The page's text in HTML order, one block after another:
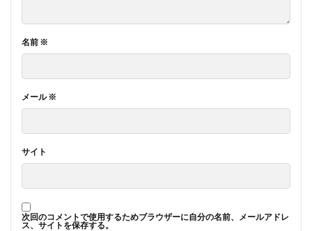
名前 ※
メール※
サイト
次回のコメントで使用するためブラウザーに自分の名前、メールアドレ
ス、サイトを保存する。